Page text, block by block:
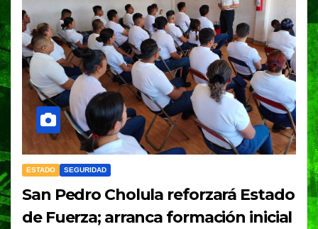
ESTADO SEGURIDAD
San Pedro Cholula reforzará Estado
de Fuerza; arranca formación inicial